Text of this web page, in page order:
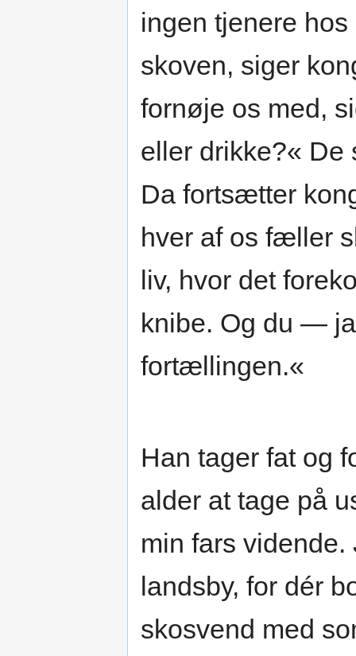
ingen tjenere
skoven, siger
fornøje os med,
eller drikke?« De
Da fortsætter
hver af os fæller
liv, hvor det
knibe. Og du —
fortællingen.«
Han tager fat og
alder at tage på
min fars
landsby, for dér
skosvend med